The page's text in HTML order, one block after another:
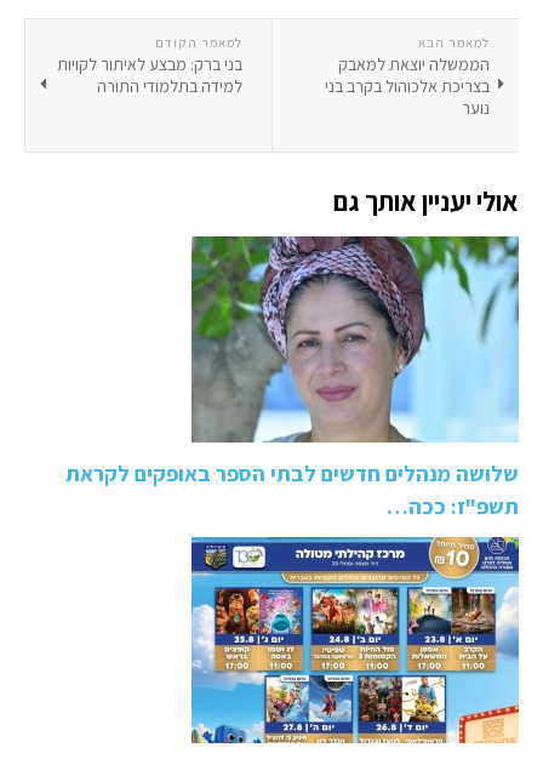
למאמר הקודם
בני ברק: מבצע לאיתור לקויות
למידה בתלמודי התורה
למאמר הבא
הממשלה יוצאת למאבק
בצריכת אלכוהול בקרב בני
נוער
אולי יעניין אותך גם
שלושה מנהלים חדשים לבתי הספר באופקים לקראת
תשפ"ז: ככה…